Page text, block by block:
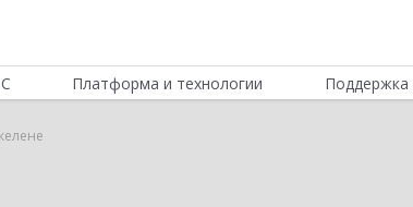
Платформа и технологии Поддержка